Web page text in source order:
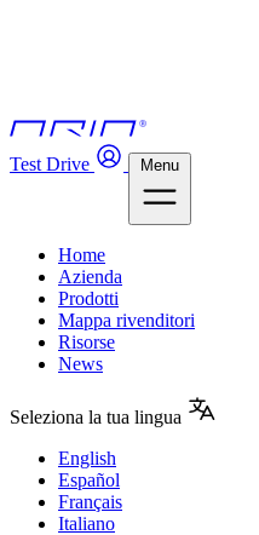
Test Drive Menu
Home
Azienda
Prodotti
Mappa rivenditori
Risorse
News
Seleziona la tua lingua
English
Español
Français
Italiano